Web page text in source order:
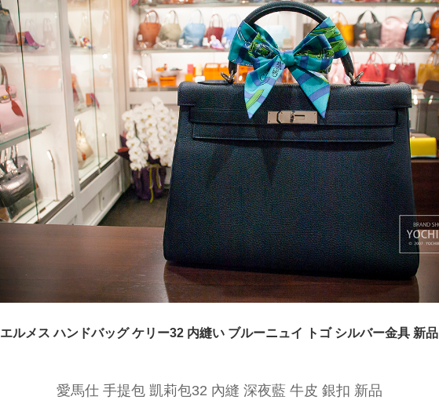
エルメス ハンドバッグ ケリー32 内縫い ブルーニュイ トゴ シルバー金具 新品
愛馬仕 手提包 凱莉包32 內縫 深夜藍 牛皮 銀扣 新品